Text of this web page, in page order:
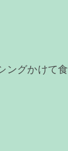
ングかけて食